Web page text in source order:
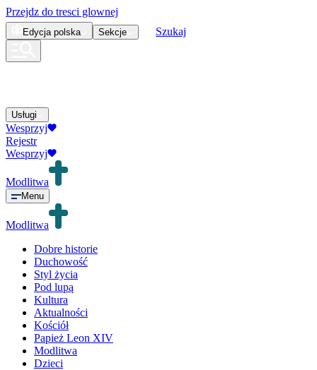
Przejdz do tresci glownej
Edycja polska Sekcje Szukaj
Usługi
Wesprzyj
Rejestr
Wesprzyj
Modlitwa
Menu
Modlitwa
Dobre historie
Duchowość
Styl życia
Pod lupą
Kultura
Aktualności
Kościół
Papież Leon XIV
Modlitwa
Dzieci